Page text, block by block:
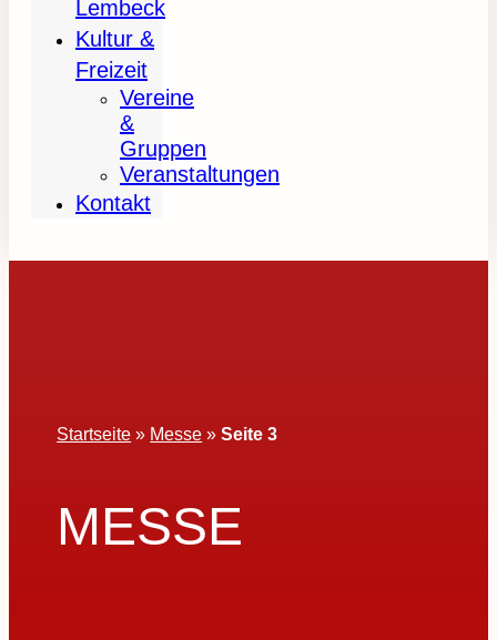
Lembeck
Kultur &
Freizeit
Vereine
&
Gruppen
Veranstaltungen
Kontakt
Startseite » Messe »Seite 3
MESSE